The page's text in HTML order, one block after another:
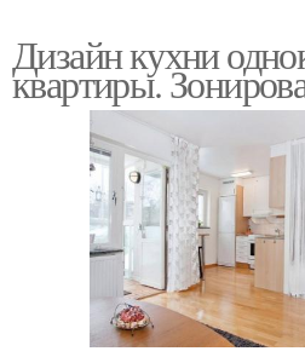
Дизайн кухни
квартиры.